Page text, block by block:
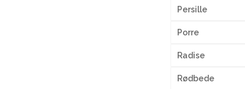
Persille
Porre
Radise
Rødbede